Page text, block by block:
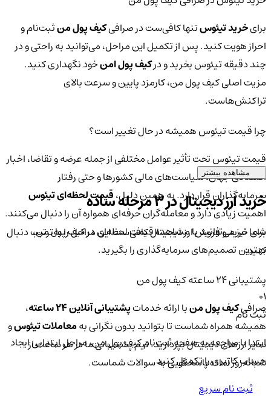
برایخرید تیئوستنها کافی‌ست در صرافیکیف پول منثبت‌نام و
احراز هویت کنید. پس از تکمیل این مراحل، می‌توانید به راحتی و در
چند دقیقه تیئوس بخرید و درکیف پول امنخود نگهداری کنید.
مزیت اصلی کیف پول من، کارمزد پایین و سرعت بالای
تراکنش‌هاست.
چرا قیمت تیئوس همیشه در حال تغییر است؟
قیمت تیئوس تحت تأثیر عوامل مختلفی از جمله عرضه و تقاضا، اخبار
اقتصادی جهان، سیاست‌های مالی کشورها و حتی رفتار
سرمایه‌گذاران قرار دارد. به همین دلیل،قیمت لحظه‌ای تیئوس
اهمیت زیادی دارد و معامله‌گران حرفه‌ای همواره آن را دنبال می‌کنند.
شما نیز می‌توانید با مشاهده قیمت لحظه‌ای در کیف پول من،
بهترین تصمیم‌های سرمایه‌گذاری را بگیرید.
پشتیبانی ۲۴ ساعته کیف پول من
صرافیکیف پول منبا ارائه خدماتپشتیبانی آنلاین ۲۴ ساعته
،
همیشه همراه شماست تا بتوانید بدون نگرانی بهمعاملات تیئوسو
سایر ارزهای دیجیتال بپردازید. تیم پشتیبانی ما در هر ساعت از
شبانه‌روز آماده پاسخگویی به سوالات شماست.
مشاهده بیشتر
خرید ارز دیجیتال در 3 مرحله ساده
برای خرید و فروش ارز دیجیتال کافی‌ست این مراحل را به‌ترتیب دنبال
کنید:
01
ثبت نام
ابتدا با مراجعه به صفحه ثبت‌نام کیف‌ پول من، مراحل ابتدایی ایجاد
حساب کاربری را تکمیل کنید.
ثبت نام سریع